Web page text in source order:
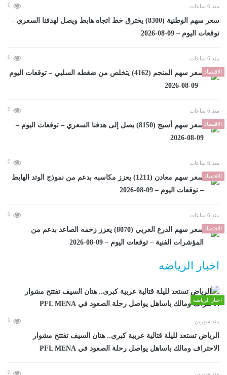
منذ 6 ساعات 0
سعر سهم الوطنية (8300) يخترق خط اتجاه هابط ويصل لهدفنا السعري –
توقعات اليوم – 09-08-2026
منذ 6 ساعات 0
الاقتصاد
سعر سهم المنجم (4162) يتخلص من ضغطه السلبي – توقعات اليوم
– 09-08-2026
منذ 6 ساعات 0
الاقتصاد
سعر سهم أسيج (8150) يصل إلى هدفنا السعري – توقعات اليوم –
09-08-2026
منذ 6 ساعات 0
الاقتصاد
سعر سهم معادن (1211) يعزز مكاسبه بدعم من نموذج الوتد الهابط
– توقعات اليوم – 09-08-2026
منذ 6 ساعات 0
الاقتصاد
سعر سهم الدرع العربي (8070) يعزز زخمه الصاعد بدعم من
المؤشرات الفنية – توقعات اليوم – 09-08-2026
اخبار الرياضه
اخبار الرياضه
منذ شهرين 0
الرياض تستعد لليلة قتالية عربية كبرى.. هتان السيف تفتتح مشوار
الاحتراف ومالك باساهل يواصل رحلة الصعود في PFL MENA
منذ شهرين
0